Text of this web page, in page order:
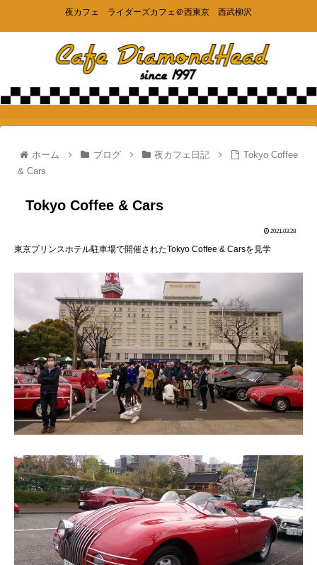
夜カフェ ライダーズカフェ＠西東京 西武柳沢
ホーム ブログ 夜カフェ日記
Tokyo Coffee
& Cars
Tokyo Coffee & Cars
2021.03.28
東京プリンスホテル駐車場で開催されたTokyo Coffee & Carsを見学